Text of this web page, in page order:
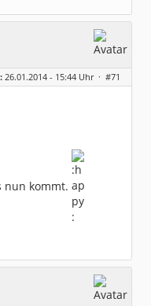
26.01.2014 - 15:44 Uhr · #71
nun kommt.